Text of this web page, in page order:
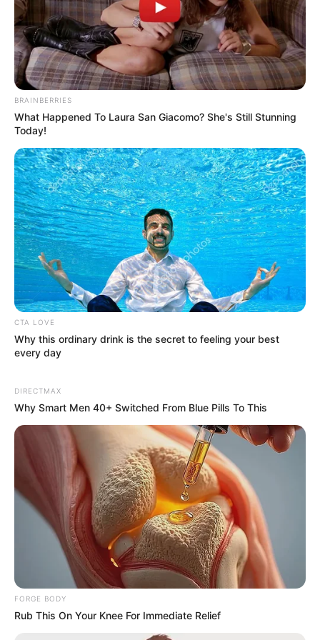
FORGE BODY
Suspicious Eagle Tries To Steal Puppy - Watch
What Happened
BUZZ DAY
Man Teaches Lesson To Seat-Kicking Kid And
Mom – Watch!
BUZZ DAY
50+ Man's Ultimate Comeback: 36-Hour Power,
Zero Weakness
DIRECTMAX
Remember Lizzie? Take A Deep Breath Before You
See Her Now
BUZZ DAY
BRAINBERRIES
What Happened To Laura San Giacomo? She's Still Stunning
Today!
CTA LOVE
Why this ordinary drink is the secret to feeling your best
every day
DIRECTMAX
Why Smart Men 40+ Switched From Blue Pills To This
FORGE BODY
Rub This On Your Knee For Immediate Relief